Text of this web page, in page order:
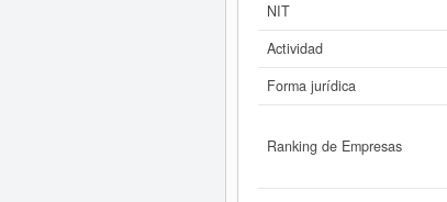
NIT
Actividad
Forma jurídica
Ranking de Empresas